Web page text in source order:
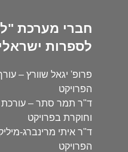
חברי מערכת
לספרות
פרופ' יגאל שוורץ –
הפרויקט
ד"ר תמר סתר – עורכת
וחוקרת בפרויקט
ד"ר איתי מרינברג-
הפרויקט